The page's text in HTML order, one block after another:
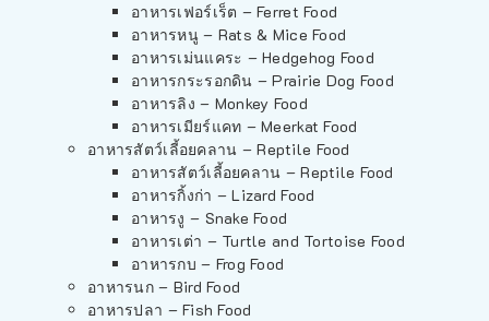
อาหารเฟอร์เร็ต – Ferret Food
อาหารหนู – Rats & Mice Food
อาหารเม่นแคระ – Hedgehog Food
อาหารกระรอกดิน – Prairie Dog Food
อาหารลิง – Monkey Food
อาหารเมียร์แคท – Meerkat Food
อาหารสัตว์เลี้อยคลาน – Reptile Food
อาหารสัตว์เลี้อยคลาน – Reptile Food
อาหารกิ้งก่า – Lizard Food
อาหารงู – Snake Food
อาหารเต่า – Turtle and Tortoise Food
อาหารกบ – Frog Food
อาหารนก – Bird Food
อาหารปลา – Fish Food